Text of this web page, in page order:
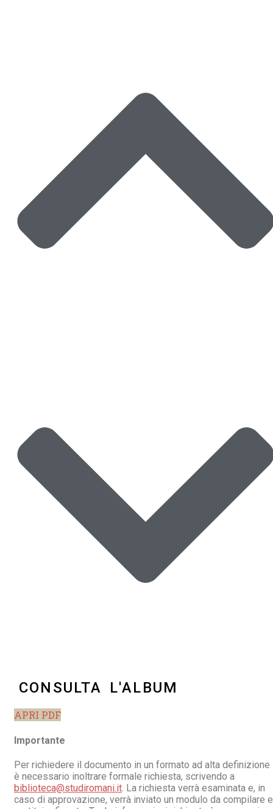
CONSULTA L'ALBUM
APRI PDF
Importante
Per richiedere il documento in un formato ad alta definizione
è necessario inoltrare formale richiesta, scrivendo a
biblioteca@studiromani.it. La richiesta verrà esaminata e, in
caso di approvazione, verrà inviato un modulo da compilare e